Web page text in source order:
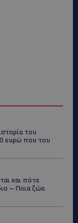
του
ευρώ που του
και πότε
– Ποια ζώα